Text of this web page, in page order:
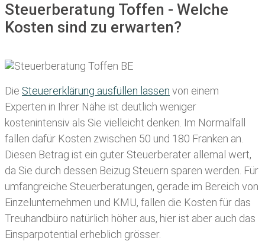
Steuerberatung Toffen - Welche
Kosten sind zu erwarten?
Die Steuererklärung ausfüllen lassen von einem
Experten in Ihrer Nähe ist deutlich weniger
kostenintensiv als Sie vielleicht denken. Im Normalfall
fallen dafür Kosten zwischen 50 und 180 Franken an.
Diesen Betrag ist ein guter Steuerberater allemal wert,
da Sie durch dessen Beizug Steuern sparen werden. Für
umfangreiche Steuerberatungen, gerade im Bereich von
Einzelunternehmen und KMU, fallen die Kosten für das
Treuhandbüro natürlich höher aus, hier ist aber auch das
Einsparpotential erheblich grösser.